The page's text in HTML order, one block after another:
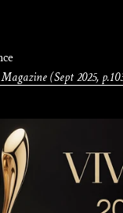
(Sept 2025,